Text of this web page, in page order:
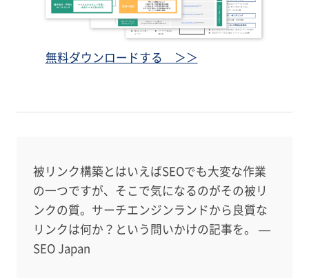
無料ダウンロードする ＞＞
被リンク構築とはいえばSEOでも大変な作業
の一つですが、そこで気になるのがその被リ
ンクの質。サーチエンジンランドから良質な
リンクは何か？という問いかけの記事を。 —
SEO Japan